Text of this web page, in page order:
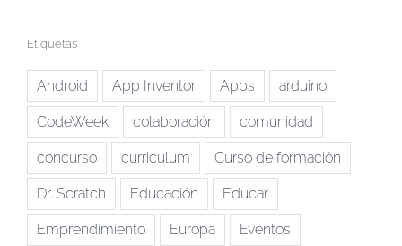
Etiquetas
Android App Inventor Apps arduino
CodeWeek colaboración comunidad
concurso curriculum Curso de formación
Dr. Scratch Educación Educar
Emprendimiento Europa Eventos